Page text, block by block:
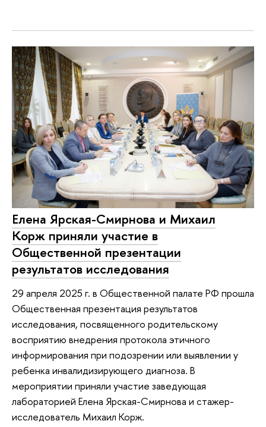
Елена Ярская-Смирнова и Михаил
Корж приняли участие в
Общественной презентации
результатов исследования
29 апреля 2025 г. в Общественной палате РФ прошла
Общественная презентация результатов
исследования, посвященного родительскому
восприятию внедрения протокола этичного
информирования при подозрении или выявлении у
ребенка инвалидизирующего диагноза. В
мероприятии приняли участие заведующая
лабораторией Елена Ярская-Смирнова и стажер-
исследователь Михаил Корж.